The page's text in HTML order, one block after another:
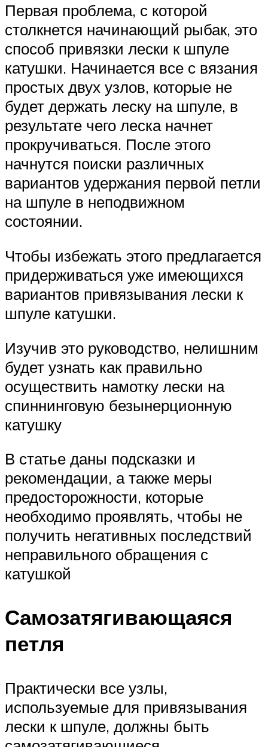
Первая проблема, с которой
столкнется начинающий рыбак, это
способ привязки лески к шпуле
катушки. Начинается все с вязания
простых двух узлов, которые не
будет держать леску на шпуле, в
результате чего леска начнет
прокручиваться. После этого
начнутся поиски различных
вариантов удержания первой петли
на шпуле в неподвижном
состоянии.
Чтобы избежать этого предлагается
придерживаться уже имеющихся
вариантов привязывания лески к
шпуле катушки.
Изучив это руководство, нелишним
будет узнать как правильно
осуществить намотку лески на
спиннинговую безынерционную
катушку
В статье даны подсказки и
рекомендации, а также меры
предосторожности, которые
необходимо проявлять, чтобы не
получить негативных последствий
неправильного обращения с
катушкой
Самозатягивающаяся
петля
Практически все узлы,
используемые для привязывания
лески к шпуле, должны быть